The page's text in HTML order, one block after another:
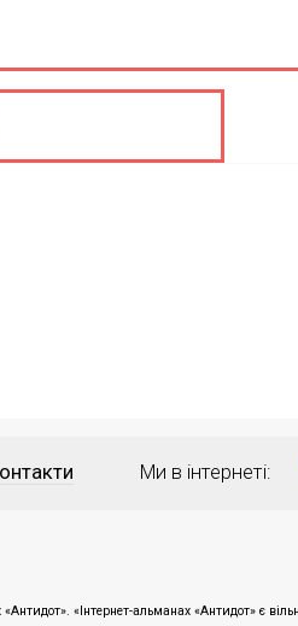
Ми в інтернеті:
«Інтернет-альманах «Антидот» є